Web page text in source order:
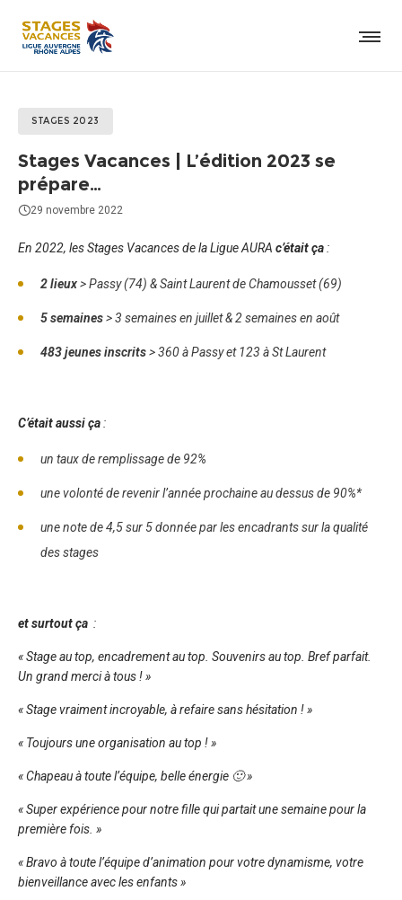
STAGES 2023
Stages Vacances | L’édition 2023 se
prépare…
29 novembre 2022
En 2022, les Stages Vacances de la Ligue AURA c’était ça :
2 lieux> Passy (74) & Saint Laurent de Chamousset (69)
5 semaines> 3 semaines en juillet & 2 semaines en août
483 jeunes inscrits> 360 à Passy et 123 à St Laurent
C’était aussi ça :
un taux de remplissage de 92%
une volonté de revenir l’année prochaine au dessus de 90%*
une note de 4,5 sur 5 donnée par les encadrants sur la qualité
des stages
et surtout ça :
« Stage au top, encadrement au top. Souvenirs au top. Bref parfait.
Un grand merci à tous ! »
« Stage vraiment incroyable, à refaire sans hésitation ! »
« Toujours une organisation au top ! »
« Chapeau à toute l’équipe, belle énergie 🙂 »
« Super expérience pour notre fille qui partait une semaine pour la
première fois. »
« Bravo à toute l’équipe d’animation pour votre dynamisme, votre
bienveillance avec les enfants »